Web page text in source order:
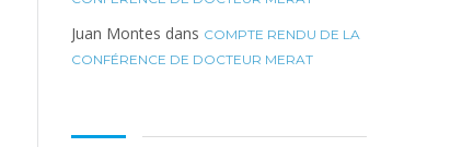
Juan Montes dans COMPTE RENDU DE LA
CONFÉRENCE DE DOCTEUR MERAT